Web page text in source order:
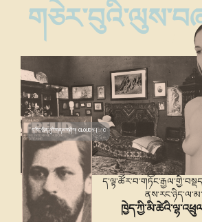
ད་རིང་ཝིན་ཤུའི་གནམ་གཤིས། CLOUDY|--°C